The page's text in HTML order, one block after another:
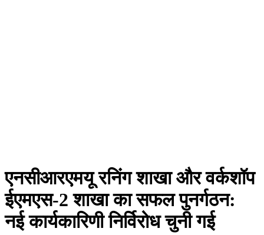
एनसीआरएमयू रनिंग शाखा और वर्कशॉप
ईएमएस-2 शाखा का सफल पुनर्गठन:
नई कार्यकारिणी निर्विरोध चुनी गई